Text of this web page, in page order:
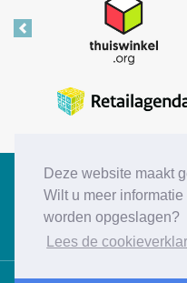
Deze website maakt
Wilt u meer
worden opgeslagen?
Lees de
Vorige
Copyright ©
Disclaimer Privacy